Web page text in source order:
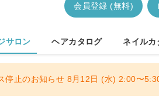
会員登録 (無料)
サロン ヘアカタログ ネイルカ
停止のお知らせ 8月12日 (水) 2:00〜